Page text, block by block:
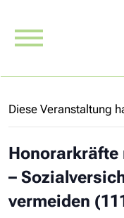
Diese Veranstaltung
Honorarkräfte
–
vermeiden